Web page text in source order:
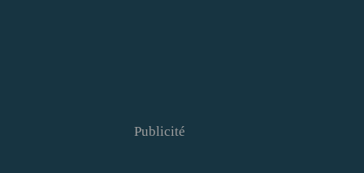
Publicité